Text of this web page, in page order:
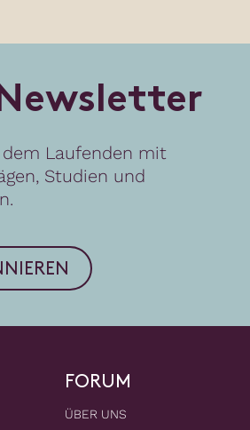
ewsletter
dem Laufenden mit
Studien und
FORUM
ÜBER UNS